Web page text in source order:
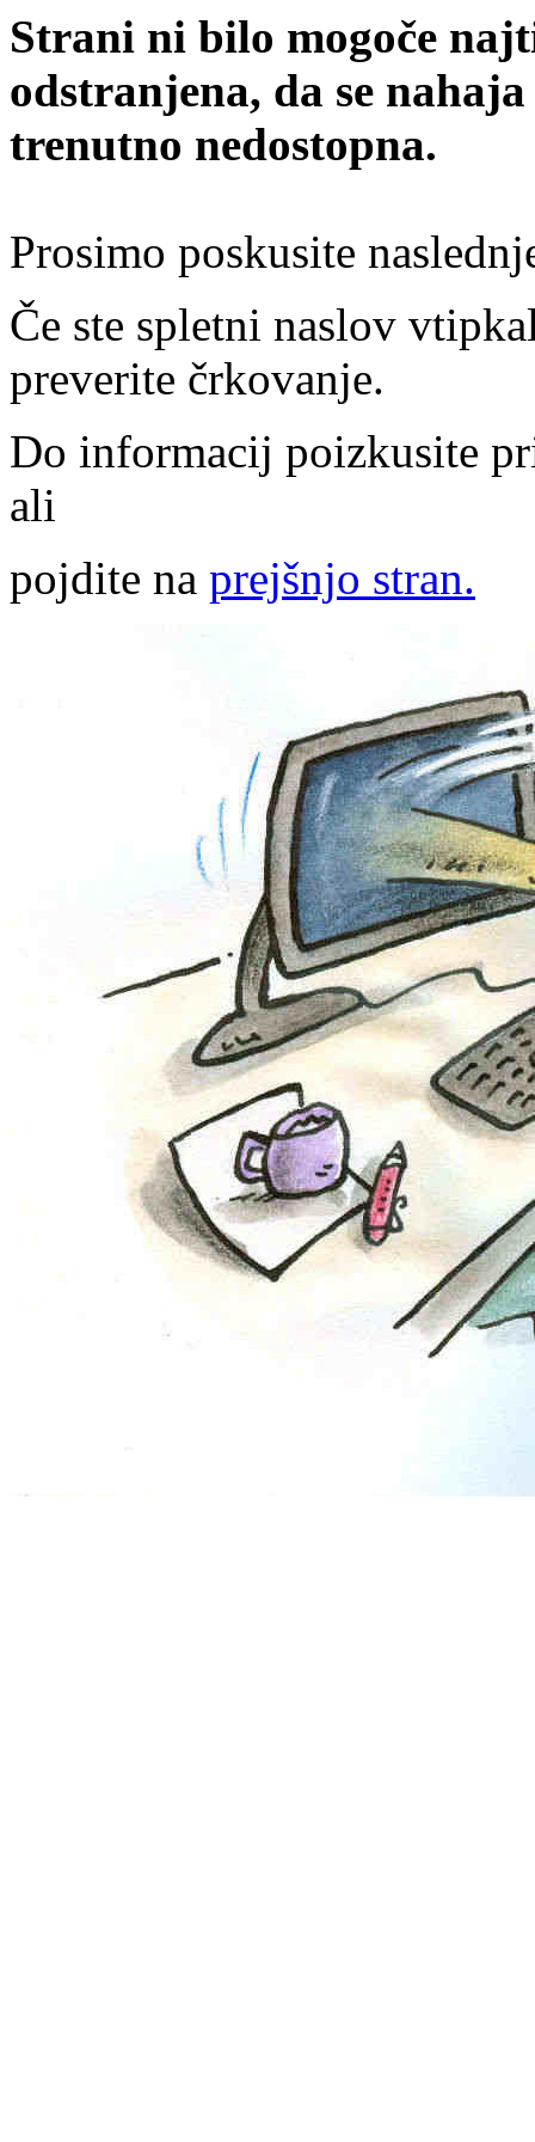
Strani ni bilo mogoče
odstranjena, da se
trenutno nedostopna.
Prosimo poskusite
Če ste spletni naslov
preverite črkovanje.
Do informacij poizkusite
ali
pojdite na prejšnjo stran.